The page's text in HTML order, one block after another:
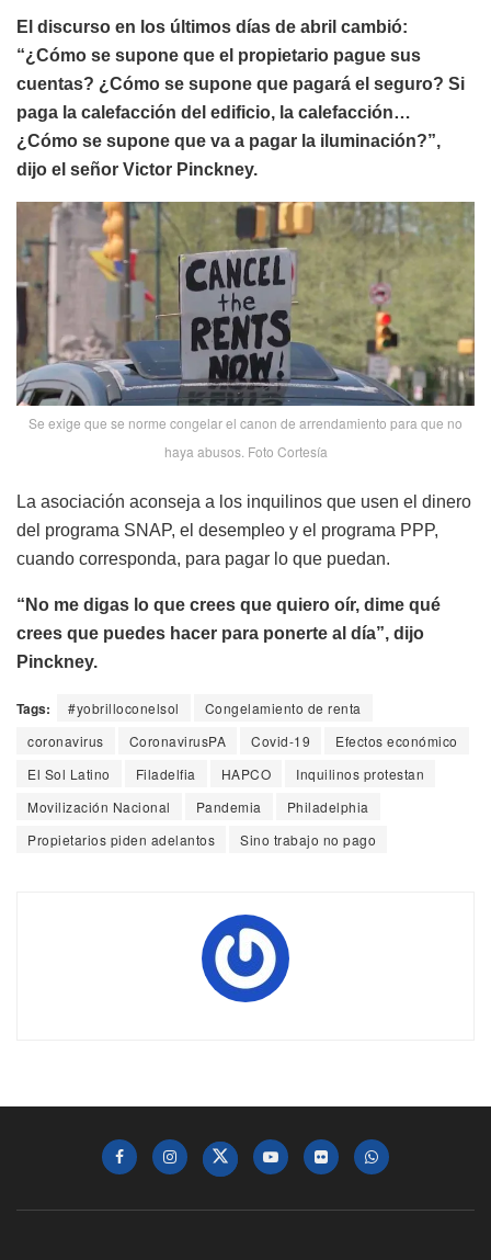
El discurso en los últimos días de abril cambió:
“¿Cómo se supone que el propietario pague sus
cuentas? ¿Cómo se supone que pagará el seguro? Si
paga la calefacción del edificio, la calefacción…
¿Cómo se supone que va a pagar la iluminación?”,
dijo el señor Victor Pinckney.
Se exige que se norme congelar el canon de arrendamiento para que no
haya abusos. Foto Cortesía
La asociación aconseja a los inquilinos que usen el dinero
del programa SNAP, el desempleo y el programa PPP,
cuando corresponda, para pagar lo que puedan.
“No me digas lo que crees que quiero oír, dime qué
crees que puedes hacer para ponerte al día”, dijo
Pinckney.
Tags: #yobrilloconelsol
Congelamiento de renta
coronavirus
CoronavirusPA Covid-19
Efectos económico
El Sol Latino
Filadelfia HAPCO
Inquilinos protestan
Movilización Nacional
Pandemia
Philadelphia
Propietarios piden adelantos
Sino trabajo no pago